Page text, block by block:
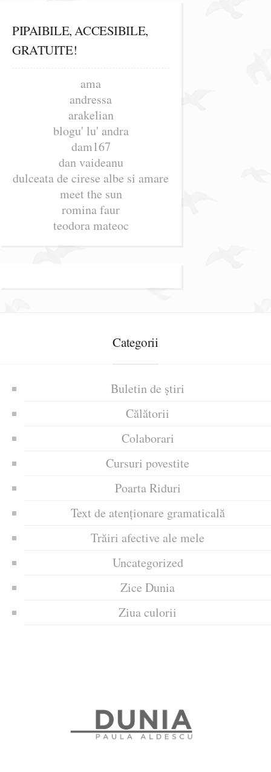
PIPAIBILE, ACCESIBILE,
GRATUITE!
ama
andressa
arakelian
blogu' lu' andra
dam167
dan vaideanu
dulceata de cirese albe si amare
meet the sun
romina faur
teodora mateoc
Categorii
Buletin de știri
Călătorii
Colaborari
Cursuri povestite
Poarta Riduri
Text de atenționare gramaticală
Trăiri afective ale mele
Uncategorized
Zice Dunia
Ziua culorii